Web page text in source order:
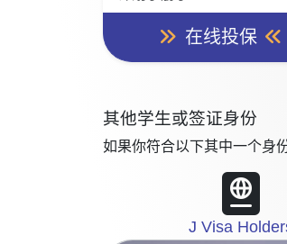
在线投保
其他学生或签证身份
如果你符合以下其中一个身
J Visa